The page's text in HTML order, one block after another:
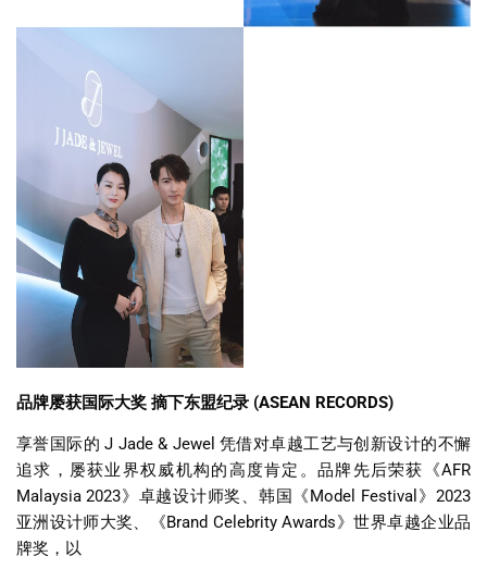
品牌屡获国际大奖 摘下东盟纪录 (ASEAN RECORDS)
享誉国际的 J Jade & Jewel 凭借对卓越工艺与创新设计的不懈
追求，屡获业界权威机构的高度肯定。品牌先后荣获《AFR
Malaysia 2023》卓越设计师奖、韩国《Model Festival 》 2023
亚洲设计师大奖、《Brand Celebrity Awards》世界卓越企业品
牌奖，以